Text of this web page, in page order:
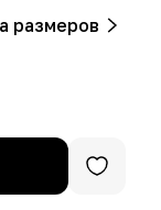
размеров